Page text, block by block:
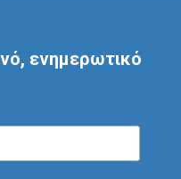
ενημερωτικό